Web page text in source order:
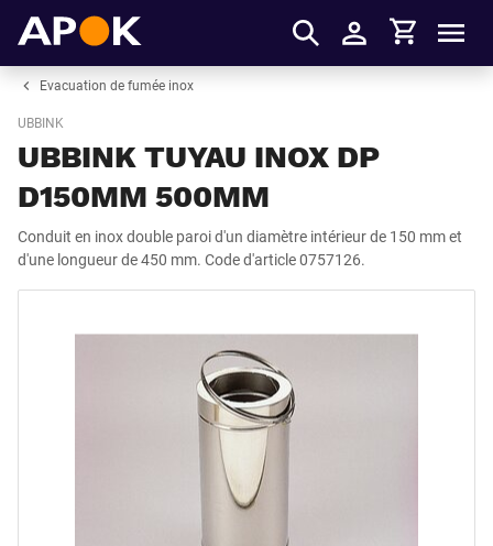
S'identifier
Panier
Evacuation de fumée inox
UBBINK
UBBINK TUYAU INOX DP
D150MM 500MM
Conduit en inox double paroi d'un diamètre intérieur de 150 mm et
d'une longueur de 450 mm. Code d'article 0757126.